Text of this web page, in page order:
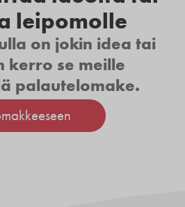
leipomolle
on jokin idea tai
kerro se meille
palautelomake.